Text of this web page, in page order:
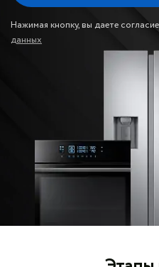
Нажимая кнопку, вы даете
данных